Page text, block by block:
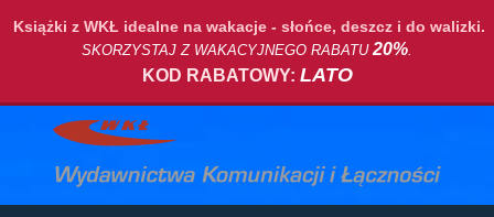
Książki z WKŁ idealne na wakacje - słońce, deszcz i do walizki.
SKORZYSTAJ Z WAKACYJNEGO RABATU20%.
KOD RABATOWY: LATO